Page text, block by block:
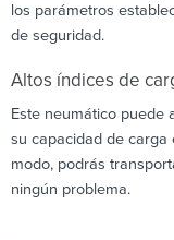
los parámetros
de seguridad.
Altos índices de
Este neumático puede
su capacidad de
modo, podrás
ningún problema.